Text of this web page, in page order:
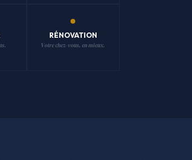
RÉNOVATION
Votre chez-vous, en mieux.